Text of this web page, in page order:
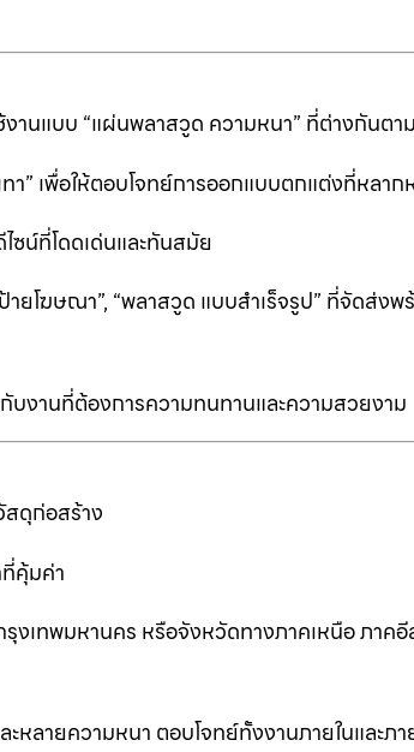
านแบบ “แผ่นพลาสวูด ความหนา” ที่ต่างกันตา
า” เพื่อให้ตอบโจทย์การออกแบบตกแต่งที่หลาก
ซน์ที่โดดเด่นและทันสมัย
ายโฆษณา”, “พลาสวูด แบบสำเร็จรูป” ที่จัดส่งพ
บงานที่ต้องการความทนทานและความสวยงาม
สดุก่อสร้าง
คุ้มค่า
เทพมหานคร หรือจังหวัดทางภาคเหนือ ภาคอี
หลายความหนา ตอบโจทย์ทั้งงานภายในและภ